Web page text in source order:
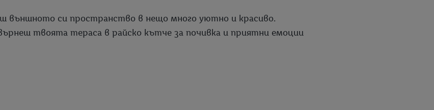
външното си пространство в нещо много уютно и красиво.
твоята тераса в райско кътче за почивка и приятни емоции